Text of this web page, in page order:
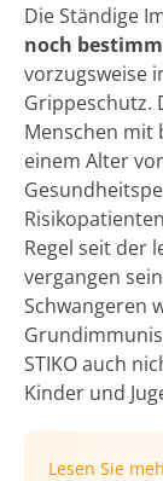
Die Ständige
noch
vorzugsweise
Grippeschutz.
Menschen mit
einem Alter
Regel seit der
vergangen
Schwangeren
STIKO auch
Kinder und
Lesen Sie